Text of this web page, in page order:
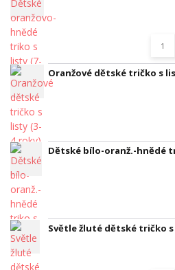
Oranžové dětské tričko s
Dětské bílo-oranž.-hnědé
Světle žluté dětské tričko